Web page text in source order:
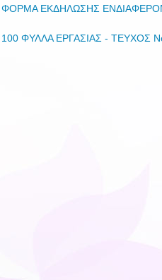
ΦΟΡΜΑ ΕΚΔΗΛΩΣΗΣ
100 ΦΥΛΛΑ ΕΡΓΑΣΙΑΣ - ΤΕΥΧΟΣ